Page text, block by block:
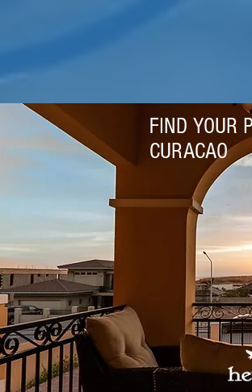
FIND YOUR
CURACAO